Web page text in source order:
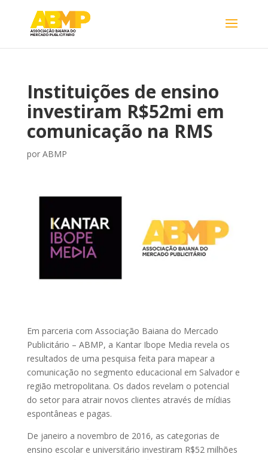
Instituições de ensino
investiram R$52mi em
comunicação na RMS
por ABMP
Em parceria com Associação Baiana do Mercado
Publicitário – ABMP, a Kantar Ibope Media revela os
resultados de uma pesquisa feita para mapear a
comunicação no segmento educacional em Salvador e
região metropolitana. Os dados revelam o potencial
do setor para atrair novos clientes através de mídias
espontâneas e pagas.
De janeiro a novembro de 2016, as categorias de
ensino escolar e universitário investiram R$52 milhões